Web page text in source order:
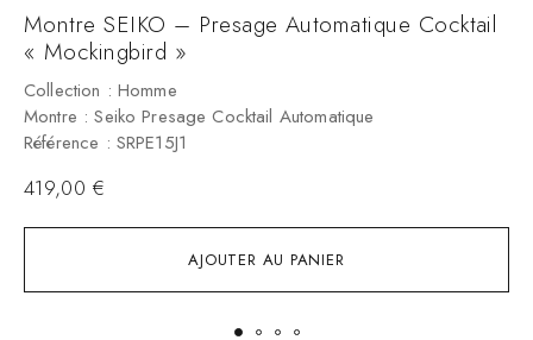
AJOUTER AU PANIER
Montre SEIKO – Presage Automatique Cocktail
« Mockingbird »
Collection : Homme
Montre : Seiko Presage Cocktail Automatique
Référence : SRPE15J1
419,00 €